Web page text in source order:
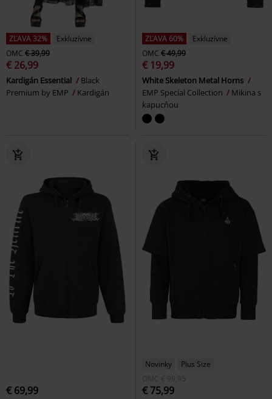
ZĽAVA 32%
Exkluzívne
OMC € 39,99
€ 26,99
Kardigán Essential
Black
Premium by EMP
Kardigán
ZĽAVA 60%
Exkluzívne
OMC € 49,99
€ 19,99
White Skeleton Metal Horns
EMP Special Collection
Mikina s
kapucňou
€ 69,99
Novinky
Plus Size
OMC € 99,95
€ 75,99